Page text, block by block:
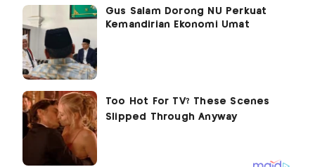
Gus Salam Dorong NU Perkuat
Kemandirian Ekonomi Umat